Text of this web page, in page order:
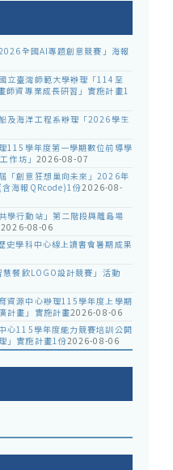
全國AI專題創意競賽」海報
立臺灣師範大學辦理「114至
師資專業成長研習」實施計畫1
及海洋工程系辦理「2026學生
115學年度第一學期數位前導學
作坊」 2026-08-07
「創意狂想巢向未來」2026年
含海報QRcode)1份2026-08-
學行動站」第二階段與離島場
2026-08-06
史學科中心線上讀書會暑期成果
餐飲LOGO設計競賽」活動
資源中心辦理115學年度上學期
計畫」實施計畫2026-08-06
心115學年度能力競賽培訓公開
」實施計畫1份2026-08-06